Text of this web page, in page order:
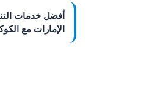
أفضل خدمات
الإمارات مع